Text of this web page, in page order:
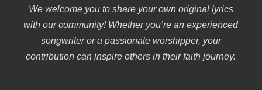
We welcome you to share your own original lyrics
with our community! Whether you’re an experienced
songwriter or a passionate worshipper, your
contribution can inspire others in their faith journey.